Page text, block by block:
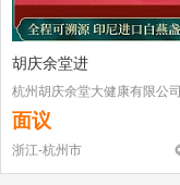
胡庆余堂进
杭州胡庆余堂大健康有限公司
面议
浙江-杭州市